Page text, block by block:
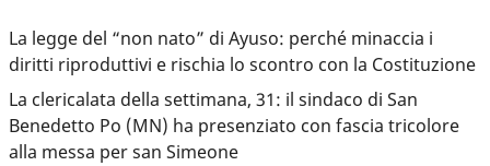
La legge del “non nato” di Ayuso: perché minaccia i
diritti riproduttivi e rischia lo scontro con la Costituzione
La clericalata della settimana, 31: il sindaco di San
Benedetto Po (MN) ha presenziato con fascia tricolore
alla messa per san Simeone